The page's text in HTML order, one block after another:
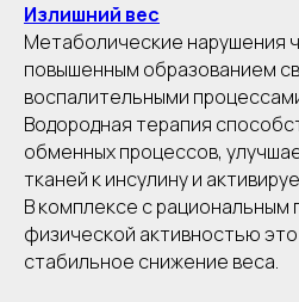
Излишний вес
Метаболические нарушения
повышенным образованием
воспалительными
Водородная терапия
обменных процессов,
тканей к инсулину и
В комплексе с рациональным
физической активностью
стабильное снижение веса.